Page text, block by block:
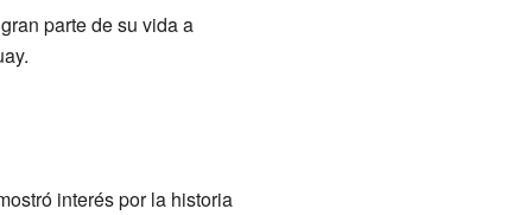
parte de su vida a
interés por la historia